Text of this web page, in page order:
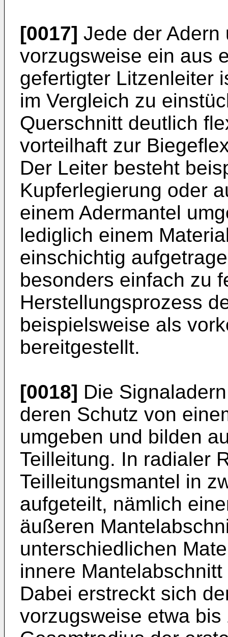
[0017] Jede der Adern
vorzugsweise ein aus
gefertigter Litzenleiter
im Vergleich zu
Querschnitt deutlich
vorteilhaft zur
Der Leiter besteht
Kupferlegierung oder
einem Adermantel
lediglich einem
einschichtig
besonders einfach zu
Herstellungsprozess
beispielsweise als
bereitgestellt.
[0018] Die
deren Schutz von
umgeben und bilden
Teilleitung. In radialer
Teilleitungsmantel in
aufgeteilt, nämlich
äußeren
unterschiedlichen
innere
Dabei erstreckt sich
vorzugsweise etwa